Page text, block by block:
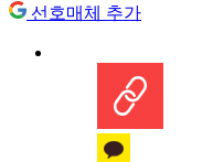
선호매체 추가